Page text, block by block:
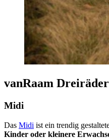
vanRaam
Midi
Das Midi ist ein trendig
Kinder oder kleinere